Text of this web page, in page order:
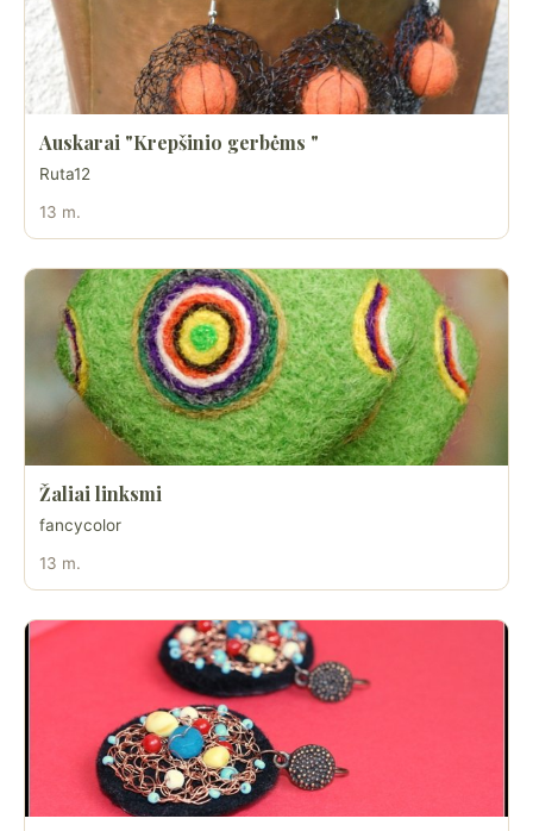
Auskarai "Krepšinio gerbėms "
Ruta12
13 m.
Žaliai linksmi
fancycolor
13 m.